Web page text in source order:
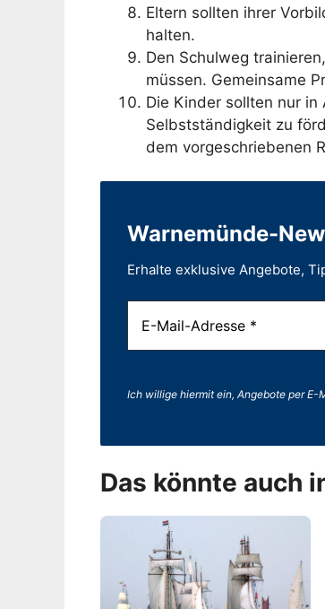
Eltern sollten ihrer
halten.
Den Schulweg
müssen. Gemeinsame
Die Kinder sollten nur
Selbstständigkeit zu
dem vorgeschriebenen
Warnemünde-
Erhalte exklusive Angebote,
Ich willige hiermit ein, Angebote per E-
Das könnte auch